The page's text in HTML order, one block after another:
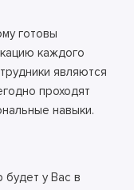
готовы
каждого
являются
проходят
навыки.
будет у Вас в